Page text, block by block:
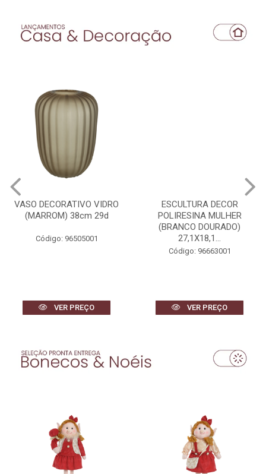
VASO DECORATIVO VIDRO
(MARROM) 38cm 29d
Código: 96505001
VER PREÇO
ESCULTURA DECOR
POLIRESINA MULHER
(BRANCO DOURADO)
27,1X18,1...
Código: 96663001
VER PREÇO